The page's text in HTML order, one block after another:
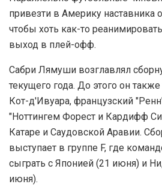
привезти в Америку наставника
чтобы хоть как-то
выход в плей-офф.
Сабри Лямуши возглавлял
текущего года. До этого он
Кот-д'Ивуара, французский
"Ноттингем Форест и Кардифф
Катаре и Саудовской Аравии.
выступает в группе F, где
сыграть с Японией (21 июня) и
июня).